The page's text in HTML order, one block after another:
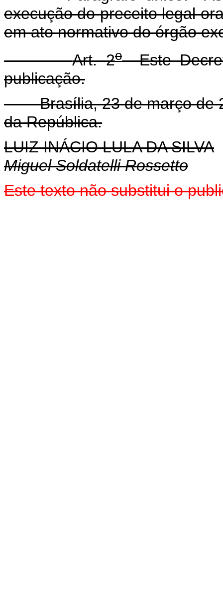
execução do preceito legal
em ato normativo do órgão
Art. 2oEste
publicação.
Brasília, 23 de março de
da República.
LUIZ INÁCIO LULA DA SILVA
Miguel Soldatelli Rossetto
Este texto não substitui o